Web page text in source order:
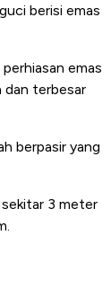
berisi emas
emas
dan terbesar
berpasir yang
sekitar 3 meter